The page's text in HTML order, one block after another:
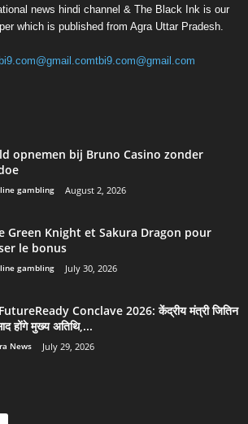
news hindi channel & The Black Ink is our
which is published from Agra Uttar Pradesh.
opnemen bij Bruno Casino zonder
gambling August 2, 2026
Green Knight et Sakura Dragon pour
le bonus
gambling July 30, 2026
Conclave 2026: केंद्रीय मंत्री जितिन
होंगे मुख्य अतिथि,...
News July 29, 2026